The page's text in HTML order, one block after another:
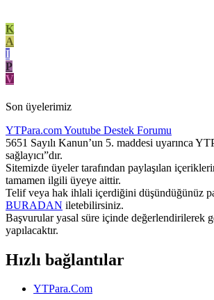
K
A
I
P
V
Son üyelerimiz
YTPara.comYoutube Destek Forumu
5651 Sayılı Kanun’un 5. maddesi uyarınca
sağlayıcı”dır.
Sitemizde üyeler tarafından paylaşılan
tamamen ilgili üyeye aittir.
Telif veya hak ihlali içerdiğini düşündüğünüz
BURADAN iletebilirsiniz.
Başvurular yasal süre içinde değerlendirilerek
yapılacaktır.
Hızlı bağlantılar
YTPara.Com